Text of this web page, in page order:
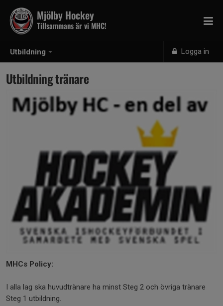
Utbildning Logga in
Mjölby Hockey
Tillsammans är vi MHC!
Utbildning tränare
MHCs Policy:
I alla lag ska huvudtränare ha minst Steg 2 och övriga tränare
Steg 1 utbildning.